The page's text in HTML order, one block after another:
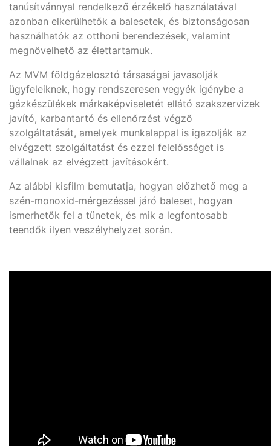
tanúsítvánnyal rendelkező érzékelő használatával
azonban elkerülhetők a balesetek, és biztonságosan
használhatók az otthoni berendezések, valamint
megnövelhető az élettartamuk.
Az MVM földgázelosztó társaságai javasolják
ügyfeleiknek, hogy rendszeresen vegyék igénybe a
gázkészülékek márkaképviseletét ellátó szakszervizek
javító, karbantartó és ellenőrzést végző
szolgáltatását, amelyek munkalappal is igazolják az
elvégzett szolgáltatást és ezzel felelősséget is
vállalnak az elvégzett javításokért.
Az alábbi kisfilm bemutatja, hogyan előzhető meg a
szén-monoxid-mérgezéssel járó baleset, hogyan
ismerhetők fel a tünetek, és mik a legfontosabb
teendők ilyen veszélyhelyzet során.